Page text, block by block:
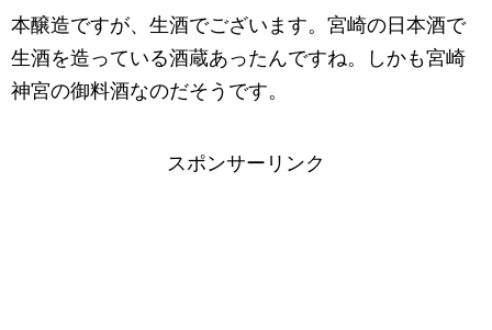
本醸造ですが、生酒でございます。宮崎の日本酒で
生酒を造っている酒蔵あったんですね。しかも宮崎
神宮の御料酒なのだそうです。
スポンサーリンク